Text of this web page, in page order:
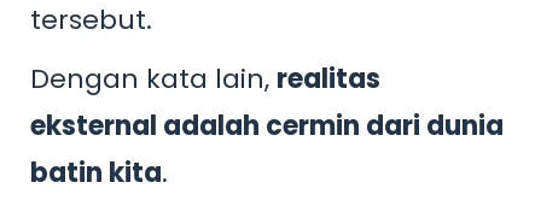
tersebut.
Dengan kata lain, realitas
eksternal adalah cermin dari dunia
batin kita.